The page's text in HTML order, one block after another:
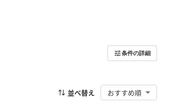
条件の詳細
並べ替え おすすめ順